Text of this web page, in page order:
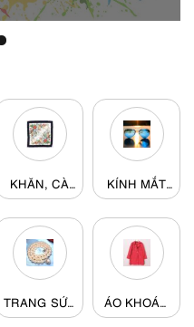
KHĂN, CÀ
VẠT(178)
KÍNH MẮT
(662)
TRANG SỨC
(445)
ÁO KHOÁC
(92)